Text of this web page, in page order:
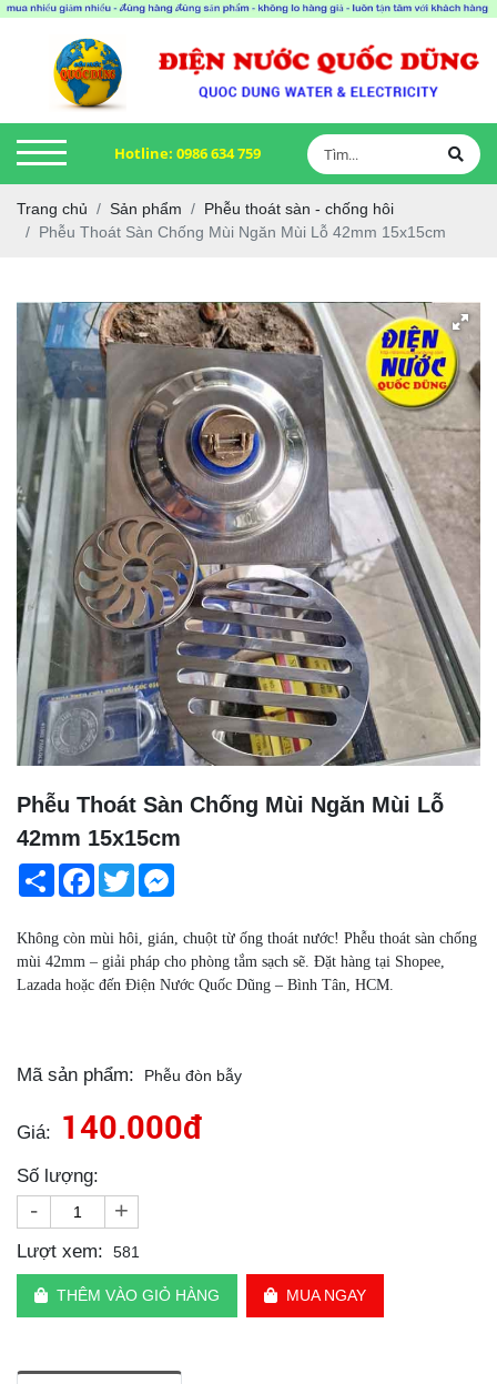
Hotline: 0986 634 759
Trang chủ Sản phẩm
Phễu thoát sàn - chống hôi
Phễu Thoát Sàn Chống Mùi Ngăn Mùi Lỗ 42mm 15x15cm
Phễu Thoát Sàn Chống Mùi Ngăn Mùi Lỗ
42mm 15x15cm
Share Facebook
Twitter
Không còn mùi hôi, gián, chuột từ ống thoát nước! Phễu thoát sàn chống
mùi 42mm – giải pháp cho phòng tắm sạch sẽ. Đặt hàng tại Shopee,
Lazada hoặc đến Điện Nước Quốc Dũng – Bình Tân, HCM.
Mã sản phẩm: Phễu đòn bẫy
Giá: 140.000đ
Số lượng:
- +
Lượt xem: 581
THÊM VÀO GIỎ HÀNG MUA NGAY